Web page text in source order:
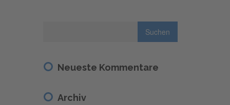
Neueste Kommentare
Archiv